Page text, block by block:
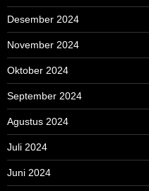
Desember 2024
November 2024
Oktober 2024
September 2024
Agustus 2024
Juli 2024
Juni 2024